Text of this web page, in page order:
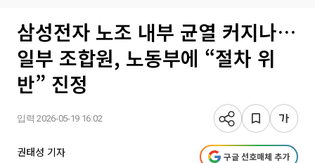
삼성전자 노조 내부 균열 커지나…
일부 조합원, 노동부에 “절차 위
반” 진정
입력 2026-05-19 16:02
권태성 기자 구글 선호매체 추가